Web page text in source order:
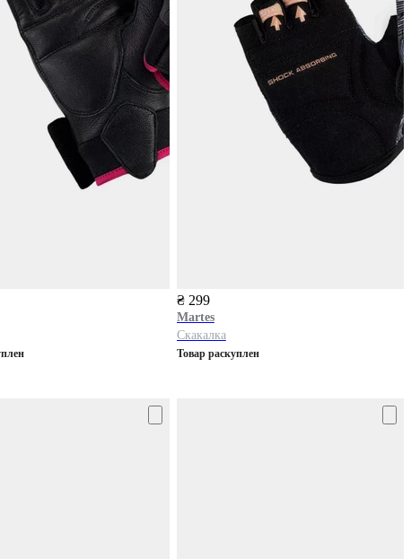
₴ 299
Martes
Скакалка
Товар раскуплен